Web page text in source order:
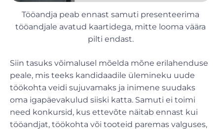
Tööandja peab ennast samuti presenteerima
tööandjale avatud kaartidega, mitte looma väära
pilti endast.
Siin tasuks võimalusel mõelda mõne erilahenduse
peale, mis teeks kandidaadile ülemineku uude
töökohta veidi sujuvamaks ja inimene suudaks
oma igapäevakulud siiski katta. Samuti ei toimi
need konkursid, kus ettevõte näitab ennast kui
tööandjat, töökohta või tooteid paremas valguses,